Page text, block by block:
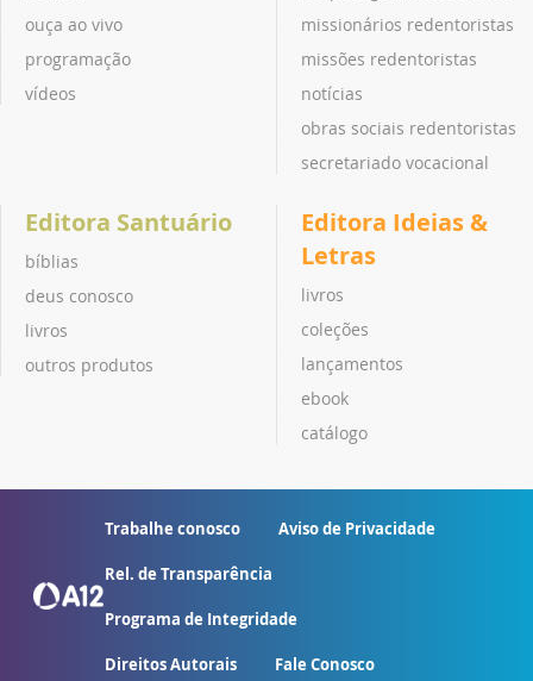
ouça ao vivo
programação
vídeos
missionários redentoristas
missões redentoristas
notícias
obras sociais redentoristas
secretariado vocacional
Editora Santuário
bíblias
deus conosco
livros
outros produtos
Editora Ideias &
Letras
livros
coleções
lançamentos
ebook
catálogo
Trabalhe conosco Aviso de Privacidade
Rel. de Transparência
Programa de Integridade
Direitos Autorais Fale Conosco